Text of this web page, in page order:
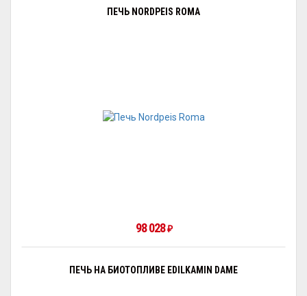
ПЕЧЬ NORDPEIS ROMA
98 028₽
ПЕЧЬ НА БИОТОПЛИВЕ EDILKAMIN DAME